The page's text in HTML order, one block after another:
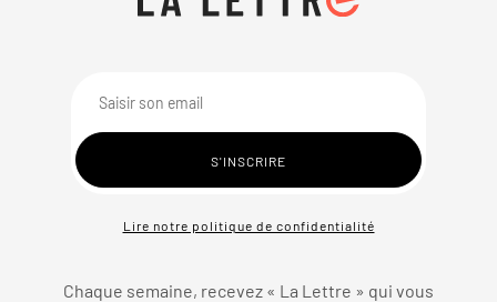
Lire notre politique de confidentialité
Chaque semaine, recevez « La Lettre » qui vous